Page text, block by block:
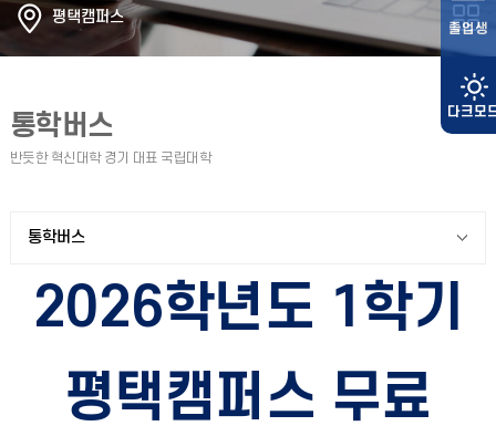
졸업생
평택캠퍼스
통학버스
통학버스
2026학년도 1학기
평택캠퍼스 무료